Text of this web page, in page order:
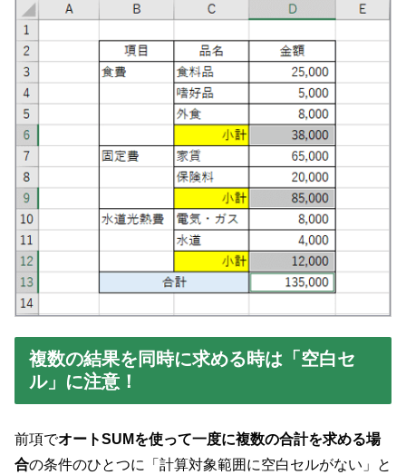
複数の結果を同時に求める時は「空白セ
ル」に注意！
前項でオートSUMを使って一度に複数の合計を求める場
合の条件のひとつに「計算対象範囲に空白セルがない」と